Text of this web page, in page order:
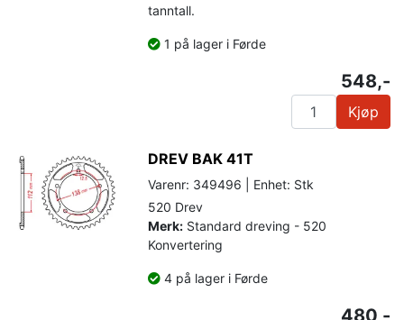
tanntall.
1 på lager i Førde
548,-
Kjøp
DREV BAK 41T
Varenr: 349496 | Enhet: Stk
520 Drev
Merk: Standard dreving - 520
Konvertering
4 på lager i Førde
480,-